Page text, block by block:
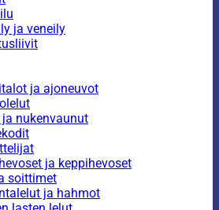
ja veneily
ja ajoneuvot
ja nukenvaunut
ja keppihevoset
soittimet
ja hahmot